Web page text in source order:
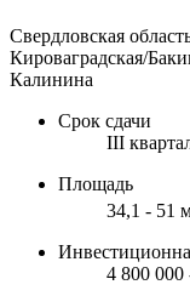
Свердловская
Кироваградская/
Калинина
Срок сдачи
III
Площадь
34,1 - 51
4 800 000